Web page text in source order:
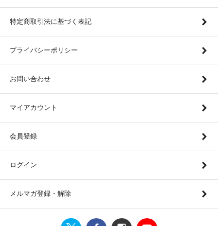
特定商取引法に基づく表記
プライバシーポリシー
お問い合わせ
マイアカウント
会員登録
ログイン
メルマガ登録・解除